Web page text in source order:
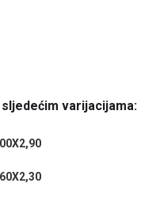
varijacijama: